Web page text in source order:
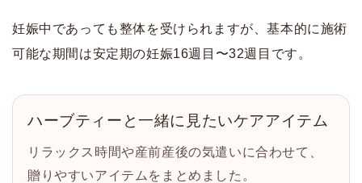
妊娠中であっても整体を受けられますが、基本的に施術
可能な期間は安定期の妊娠16週目〜32週目です。
ハーブティーと一緒に見たいケアアイテム
リラックス時間や産前産後の気遣いに合わせて、
贈りやすいアイテムをまとめました。